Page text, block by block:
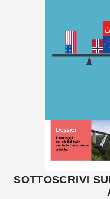
SOTTOSCRIVI